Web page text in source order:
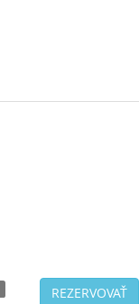
REZERVOVAŤ